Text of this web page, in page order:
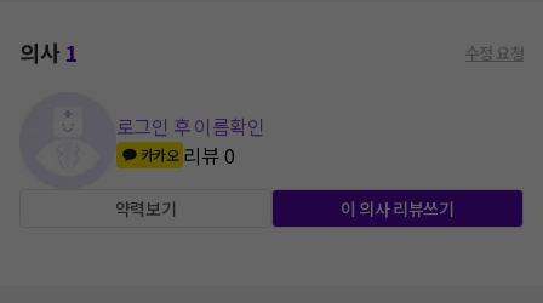
의사1 수정 요청
로그인 후 이름확인
카카오 리뷰0
약력보기 이 의사 리뷰쓰기